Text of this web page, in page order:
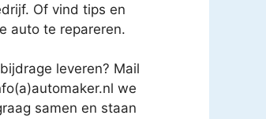
Of vind tips en
auto te repareren.
leveren? Mail
we
samen en staan